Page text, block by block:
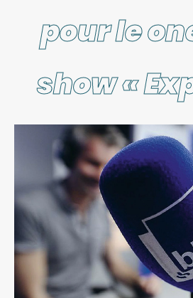
pour le
show «